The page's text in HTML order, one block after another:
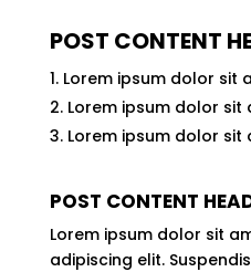
POST CONTENT
Lorem ipsum dolor sit
Lorem ipsum dolor sit
Lorem ipsum dolor sit
POST CONTENT
Lorem ipsum dolor sit
adipiscing elit.